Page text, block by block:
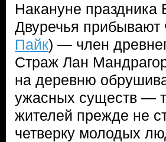
Накануне
Двуречья
Пайк) — член
Страж Лан
на деревню
ужасных существ —
жителей прежде не
четверку молодых